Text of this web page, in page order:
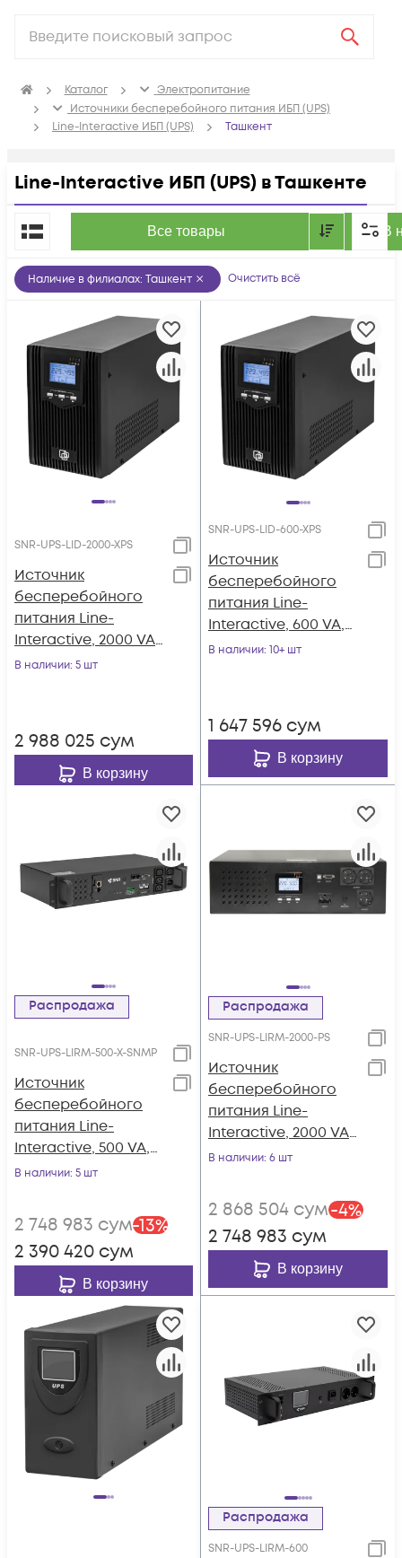
Каталог
Электропитание
Источники бесперебойного питания ИБП (UPS)
Line-Interactive ИБП (UPS)
Ташкент
Line-Interactive ИБП (UPS) в Ташкенте
Все товары В
По популярности
Наличие в филиалах: Ташкент Очистить всё
SNR-UPS-LID-2000-XPS
Источник
бесперебойного
питания Line-
Interactive, 2000 VA,
без встроенных АКБ
В наличии: 5 шт
2 988 025 сум
В корзину
SNR-UPS-LID-600-XPS
Источник
бесперебойного
питания Line-
Interactive, 600 VA,
без встроенных АКБ
В наличии: 10+ шт
1 647 596 сум
В корзину
Распродажа
SNR-UPS-LIRM-500-X-SNMP
Источник
бесперебойного
питания Line-
Interactive, 500 VA,
Rackmount, без
(ток заряда 4А) c
SNMP картой
В наличии: 5 шт
2 748 983 сум-13%
2 390 420 сум
В корзину
Распродажа
SNR-UPS-LIRM-2000-PS
Источник
бесперебойного
питания Line-
Interactive, 2000 VA,
Rackmount LCD
В наличии: 6 шт
2 868 504 сум-4%
2 748 983 сум
В корзину
Распродажа
SNR-UPS-LIRM-600